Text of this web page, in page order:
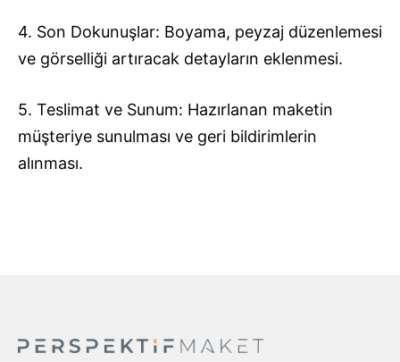
4. Son Dokunuşlar: Boyama, peyzaj düzenlemesi
ve görselliği artıracak detayların eklenmesi.
5. Teslimat ve Sunum: Hazırlanan maketin
müşteriye sunulması ve geri bildirimlerin
alınması.